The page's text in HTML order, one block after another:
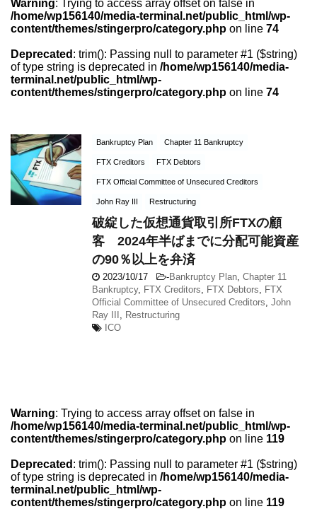
Warning: Trying to access array offset on false in
/home/wp156140/media-terminal.net/public_html/wp-
content/themes/stingerpro/category.php on line 74
Deprecated : trim(): Passing null to parameter #1 ($string)
of type string is deprecated in /home/wp156140/media-
terminal.net/public_html/wp-
content/themes/stingerpro/category.php on line 74
Bankruptcy Plan Chapter 11 Bankruptcy
FTX Creditors FTX Debtors
FTX Official Committee of Unsecured Creditors
John Ray III Restructuring
破綻した仮想通貨取引所FTXの顧
客 2024年半ばまでに分配可能資産
の90％以上を弁済
2023/10/17 -Bankruptcy Plan Chapter 11
Bankruptcy, FTX Creditors FTX Debtors
FTX
Official Committee of Unsecured Creditors John
Ray III
Restructuring
ICO
Warning: Trying to access array offset on false in
/home/wp156140/media-terminal.net/public_html/wp-
content/themes/stingerpro/category.php on line 119
Deprecated : trim(): Passing null to parameter #1 ($string)
of type string is deprecated in /home/wp156140/media-
terminal.net/public_html/wp-
content/themes/stingerpro/category.php on line 119